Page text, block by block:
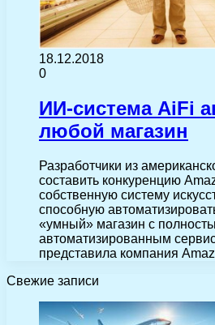
18.12.2018
0
ИИ-система AiFi
любой магазин
Разработчики из
составить конкуренцию
собственную систему
способную
«умный» магазин с
автоматизированным
представила компания
Свежие записи